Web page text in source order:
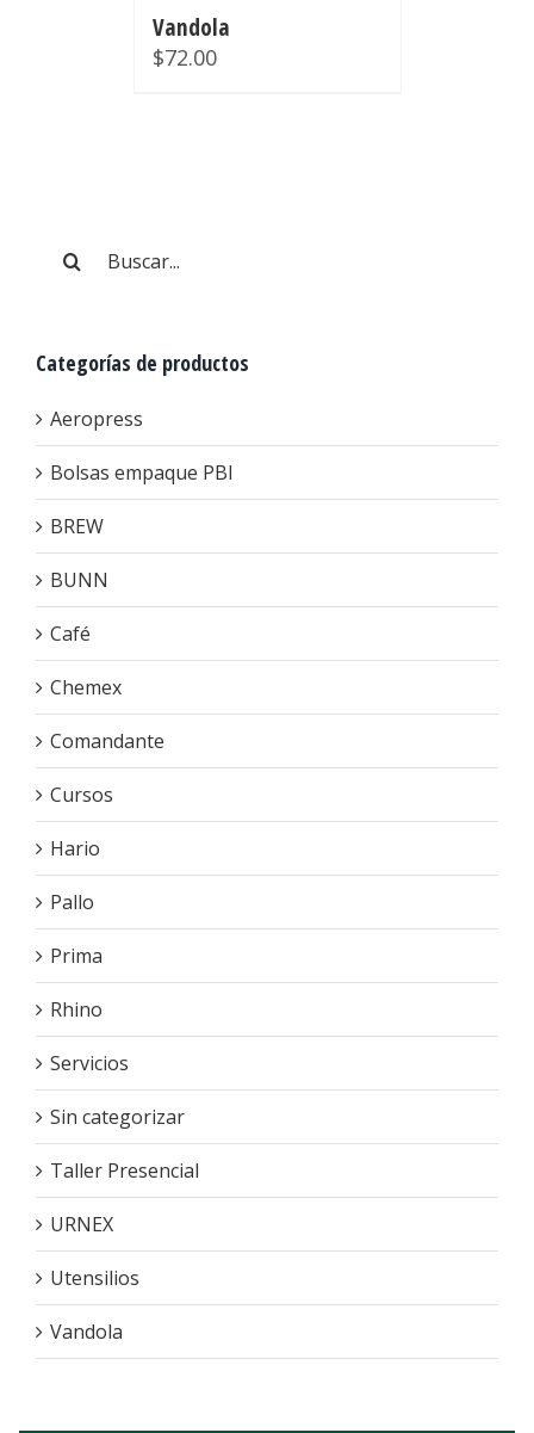
Vandola
$72.00
Categorías de productos
Aeropress
Bolsas empaque PBI
BREW
BUNN
Café
Chemex
Comandante
Cursos
Hario
Pallo
Prima
Rhino
Servicios
Sin categorizar
Taller Presencial
URNEX
Utensilios
Vandola